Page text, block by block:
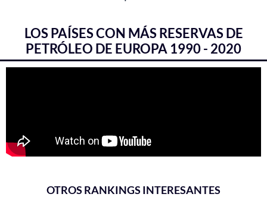
LOS PAÍSES CON MÁS RESERVAS DE
PETRÓLEO DE EUROPA 1990 - 2020
OTROS RANKINGS INTERESANTES